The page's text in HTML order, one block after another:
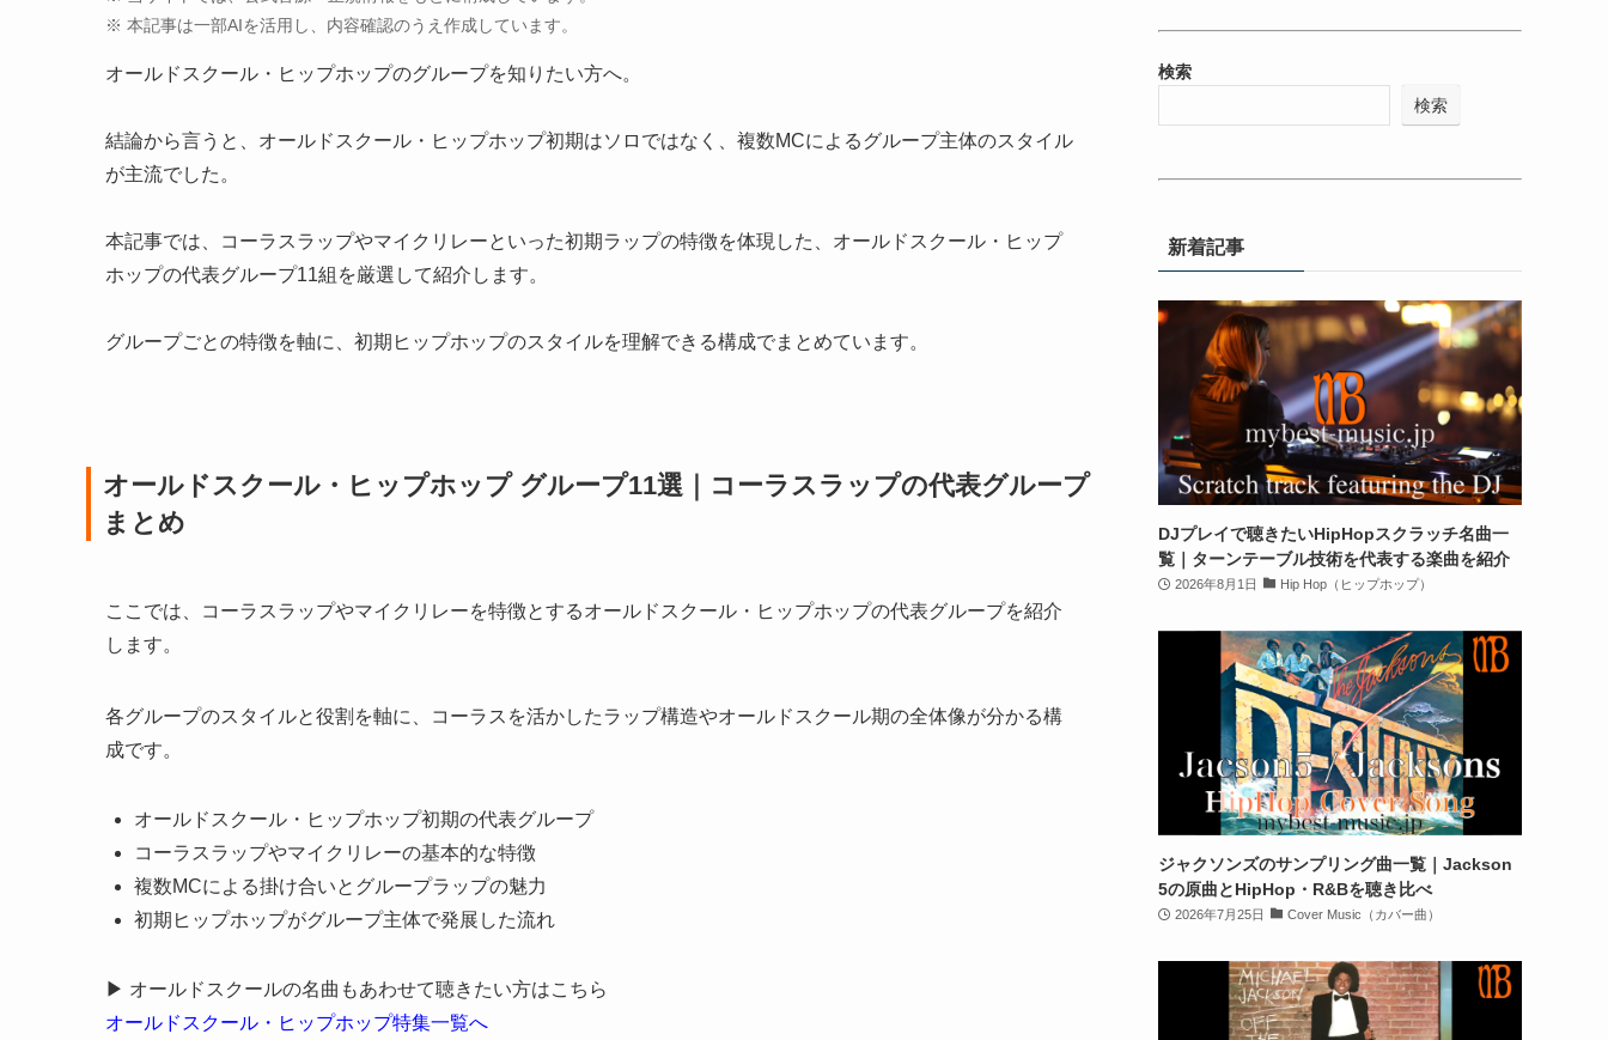
※ 本記事は一部AIを活用し、内容確認のうえ作成しています。
オールドスクール・ヒップホップのグループを知りたい方へ。
結論から言うと、オールドスクール・ヒップホップ初期はソロではなく、複数MCによるグループ主体のスタイル
が主流でした。
本記事では、コーラスラップやマイクリレーといった初期ラップの特徴を体現した、オールドスクール・ヒップ
ホップの代表グループ11組を厳選して紹介します。
グループごとの特徴を軸に、初期ヒップホップのスタイルを理解できる構成でまとめています。
オールドスクール・ヒップホップ グループ11選｜コーラスラップの代表グループ
まとめ
ここでは、コーラスラップやマイクリレーを特徴とするオールドスクール・ヒップホップの代表グループを紹介
します。
各グループのスタイルと役割を軸に、コーラスを活かしたラップ構造やオールドスクール期の全体像が分かる構
成です。
オールドスクール・ヒップホップ初期の代表グループ
コーラスラップやマイクリレーの基本的な特徴
複数MCによる掛け合いとグループラップの魅力
初期ヒップホップがグループ主体で発展した流れ
▶ オールドスクールの名曲もあわせて聴きたい方はこちら
オールドスクール・ヒップホップ特集一覧へ
検索
検索
新着記事
DJプレイで聴きたいHipHopスクラッチ名曲一
覧｜ターンテーブル技術を代表する楽曲を紹介
2026年8月1日 Hip Hop（ヒップホップ）
ジャクソンズのサンプリング曲一覧｜Jackson
5の原曲とHipHop・R&Bを聴き比べ
2026年7月25日 Cover Music（カバー曲）